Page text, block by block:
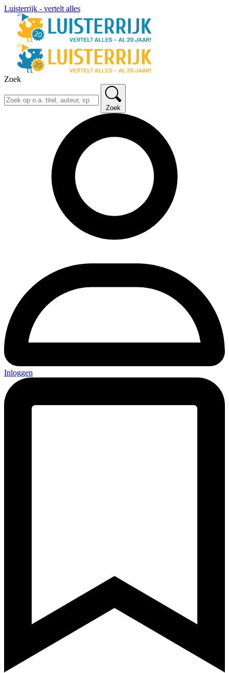
Luisterrijk - vertelt alles
Zoek
Zoek
Inloggen